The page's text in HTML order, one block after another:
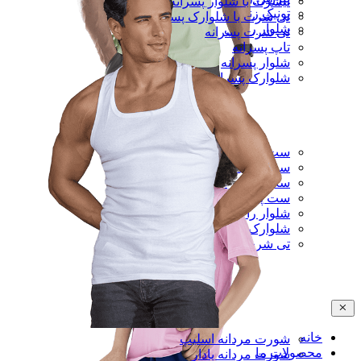
تونیک زنانه
شلوار راحتی
ست تی شرت و شلوار مردانه
ست رکابی و شلوارک مردانه
ست تی شرت و شلوارک مردانه
ست پیراهن و شلوار مردانه
شلوار راحتی مردانه
شلوارک راحتی مردانه
تی شرت مردانه
تی شرت با شلوارک پسرانه
تی شرت پسرانه
تاپ پسرانه
شلوار پسرانه
شلوارک پسرانه
شورت مردانه اسلیپ
شورت مردانه پادار
خانه
محصولات ما